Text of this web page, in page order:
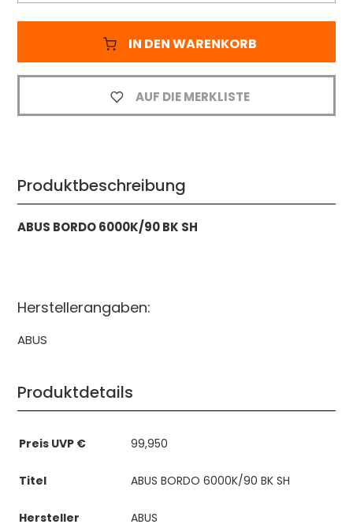
IN DEN WARENKORB
AUF DIE MERKLISTE
Produktbeschreibung
ABUS BORDO 6000K/90 BK SH
Herstellerangaben:
ABUS
Produktdetails
Preis UVP € 99,950
Titel ABUS BORDO 6000K/90 BK SH
Hersteller ABUS